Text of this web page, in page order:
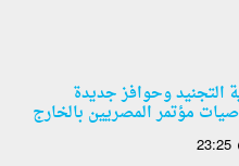
التجنيد وحوافز جديدة
مؤتمر المصريين بالخارج
23:25